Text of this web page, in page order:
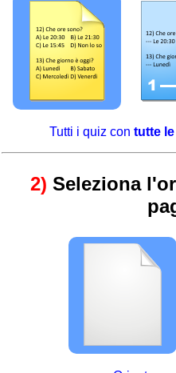
Tutti i quiz con tutte
2) Seleziona